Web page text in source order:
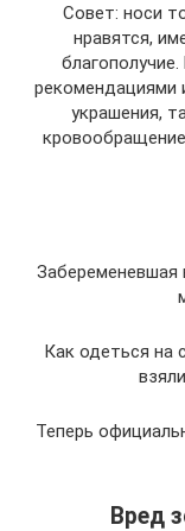
Совет: носи
нравятся,
рекомендациями
украшения,
Забеременевшая
Как одеться на
Теперь
Вред